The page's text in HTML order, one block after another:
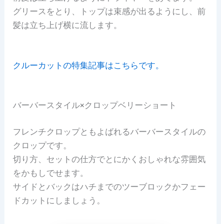
グリースをとり、トップは束感が出るようにし、前
髪は立ち上げ横に流します。
クルーカットの特集記事はこちらです。
バーバースタイル×クロップベリーショート
フレンチクロップともよばれるバーバースタイルの
クロップです。
切り方、セットの仕方でとにかくおしゃれな雰囲気
をかもしでせます。
サイドとバックはハチまでのツーブロックかフェー
ドカットにしましょう。